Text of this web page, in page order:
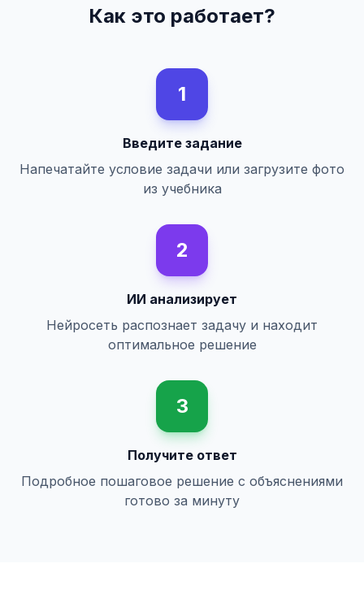
Как это работает?
1
Введите задание
Напечатайте условие задачи или загрузите фото
из учебника
2
ИИ анализирует
Нейросеть распознает задачу и находит
оптимальное решение
3
Получите ответ
Подробное пошаговое решение с объяснениями
готово за минуту